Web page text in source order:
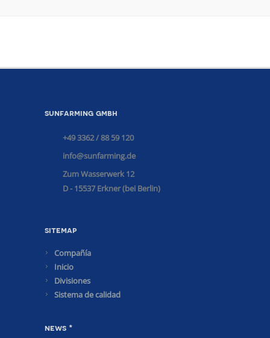
sunfarming gmbh
+49 3362 / 88 59 120
info@sunfarming.de
Zum Wasserwerk 12
D - 15537 Erkner (bei Berlin)
sitemap
Compañía
Inicio
Divisiones
Sistema de calidad
news *